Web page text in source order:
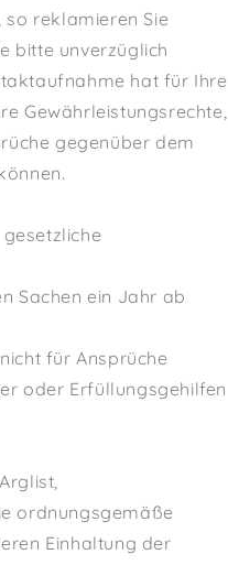
reklamieren Sie
bitte unverzüglich
hat für Ihre
Gewährleistungsrechte,
gegenüber dem
Sachen ein Jahr ab
für Ansprüche
oder Erfüllungsgehilfen
ordnungsgemäße
Einhaltung der